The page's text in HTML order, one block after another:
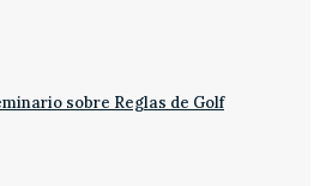
sobre Reglas de Golf